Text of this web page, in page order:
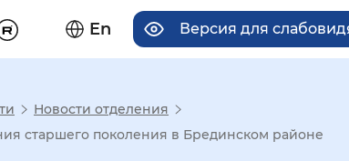
En Версия для
Новости отделения
старшего поколения в Брединском районе